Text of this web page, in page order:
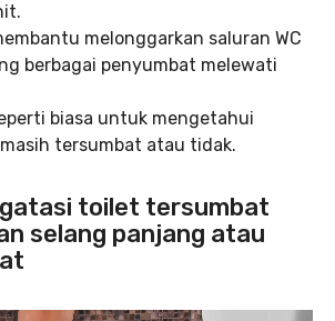
melonggarkan saluran WC
berbagai penyumbat melewati
biasa untuk mengetahui
tersumbat atau tidak.
toilet tersumbat
selang panjang atau